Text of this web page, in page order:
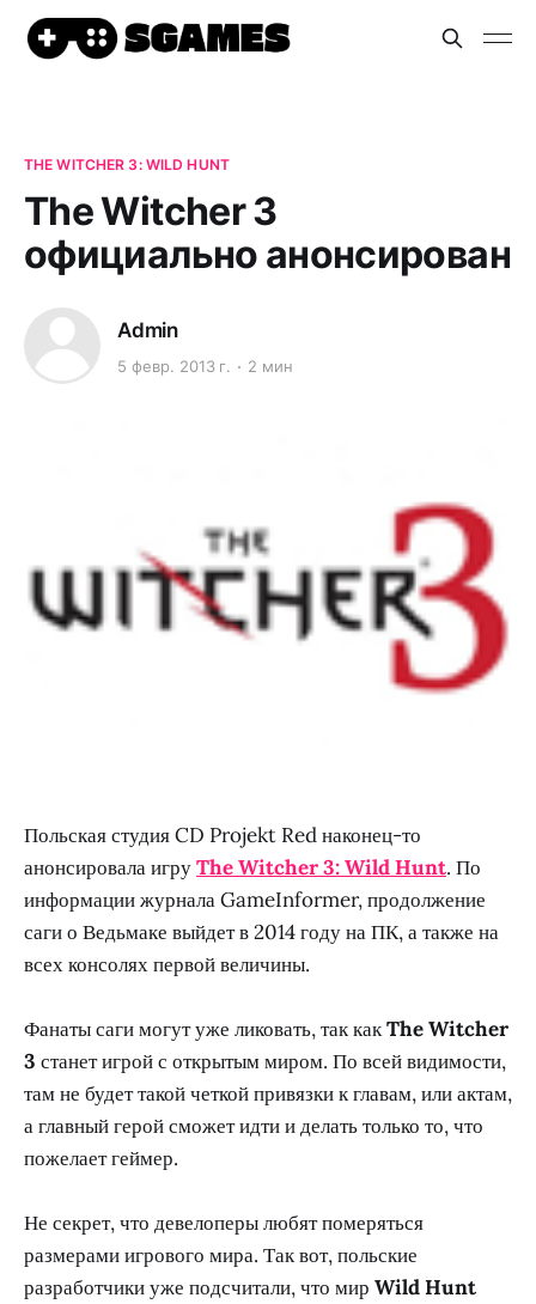
THE WITCHER 3: WILD HUNT
The Witcher 3
официально анонсирован
Admin
5 февр. 2013 г. 2 мин
Польская студия CD Projekt Red наконец-то
анонсировала игруThe Witcher 3: Wild Hunt. По
информации журнала GameInformer, продолжение
саги о Ведьмаке выйдет в 2014 году на ПК, а также на
всех консолях первой величины.
Фанаты саги могут уже ликовать, так какThe Witcher
3 станет игрой с открытым миром. По всей видимости,
там не будет такой четкой привязки к главам, или актам,
а главный герой сможет идти и делать только то, что
пожелает геймер.
Не секрет, что девелоперы любят померяться
размерами игрового мира. Так вот, польские
разработчики уже подсчитали, что мир Wild Hunt